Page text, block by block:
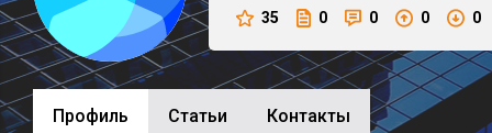
35 0 0 0 0
Профиль Cтатьи Контакты